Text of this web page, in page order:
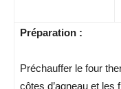
Préparation :
Préchauffer le four
côtes d’agneau et les